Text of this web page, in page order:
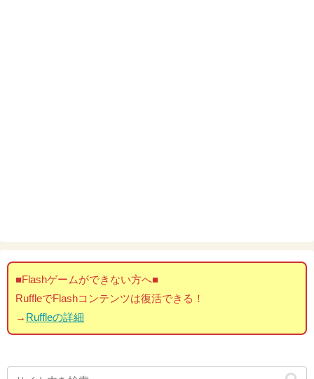
■Flashゲームができない方へ■
RuffleでFlashコンテンツは復活できる！
→ Ruffleの詳細